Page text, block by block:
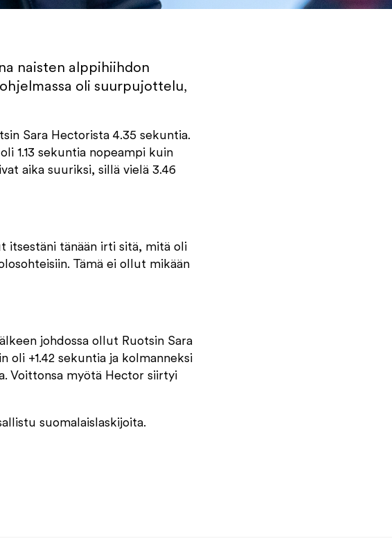
naisten alppihiihdon
oli suurpujottelu,
Sara Hectorista 4.35 sekuntia.
1.13 sekuntia nopeampi kuin
aika suuriksi, sillä vielä 3.46
itsestäni tänään irti sitä, mitä oli
Tämä ei ollut mikään
johdossa ollut Ruotsin Sara
oli +1.42 sekuntia ja kolmanneksi
Voittonsa myötä Hector siirtyi
suomalaislaskijoita.